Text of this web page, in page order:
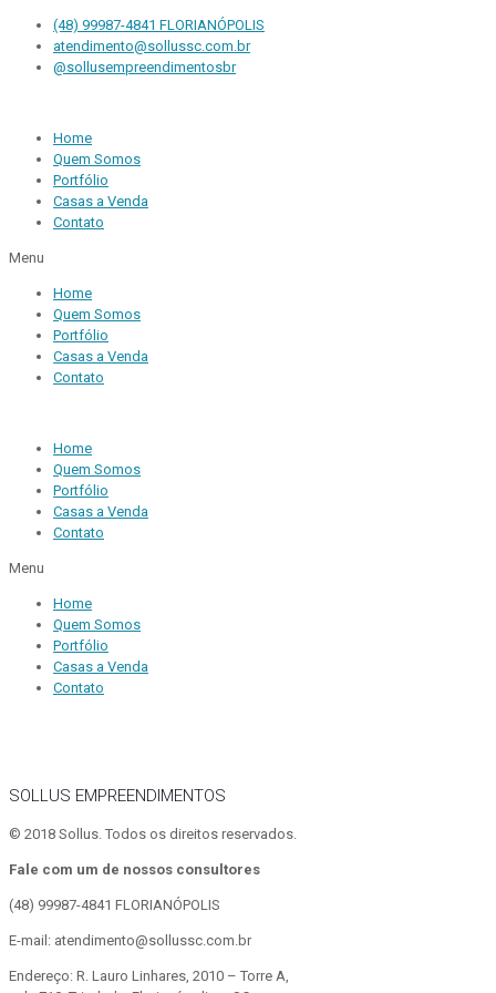
(48) 99987-4841 FLORIANÓPOLIS
atendimento@sollussc.com.br
@sollusempreendimentosbr
Home
Quem Somos
Portfólio
Casas a Venda
Contato
Menu
Home
Quem Somos
Portfólio
Casas a Venda
Contato
Home
Quem Somos
Portfólio
Casas a Venda
Contato
Menu
Home
Quem Somos
Portfólio
Casas a Venda
Contato
SOLLUS EMPREENDIMENTOS
© 2018 Sollus. Todos os direitos reservados.
Fale com um de nossos consultores
(48) 99987-4841 FLORIANÓPOLIS
E-mail: atendimento@sollussc.com.br
Endereço: R. Lauro Linhares, 2010 – Torre A,